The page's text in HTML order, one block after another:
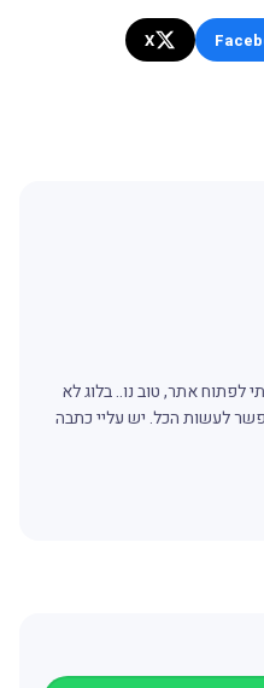
X
לפתוח אתר, טוב נו.. בלוג לא
לעשות הכל. יש עליי כתבה